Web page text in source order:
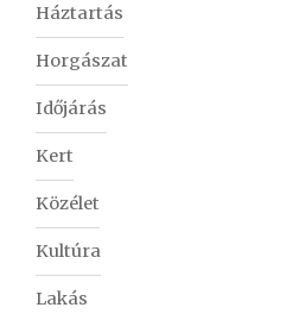
Háztartás
Horgászat
Időjárás
Kert
Közélet
Kultúra
Lakás